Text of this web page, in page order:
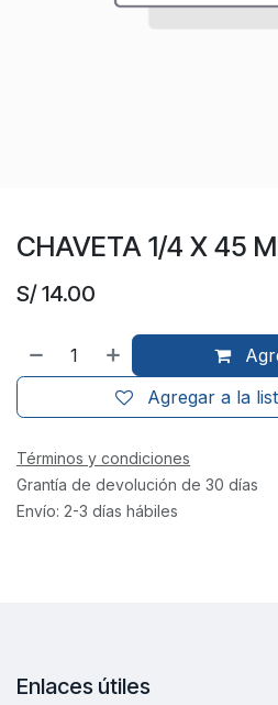
CHAVETA 1/4 X 45
S/14.00
Agregar a la
Términos y condiciones
Grantía de devolución de 30 días
Envío: 2-3 días hábiles
Enlaces útiles